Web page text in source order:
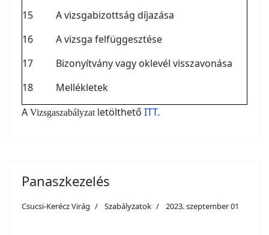
15
A vizsgabizottság díjazása
16
A vizsga felfüggesztése
17
Bizonyítvány vagy oklevél visszavonása
18
Mellékletek
A Vizsgaszabályzatletölthető ITT.
Panaszkezelés
Csucsi-Kerécz Virág Szabályzatok 2023. szeptember 01